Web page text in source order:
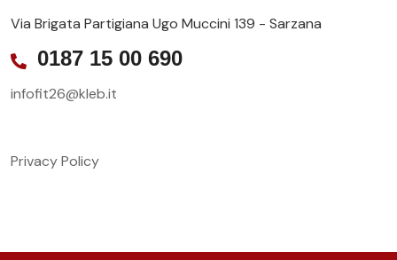
Via Brigata Partigiana Ugo Muccini 139 - Sarzana
0187 15 00 690
infofit26@kleb.it
Privacy Policy